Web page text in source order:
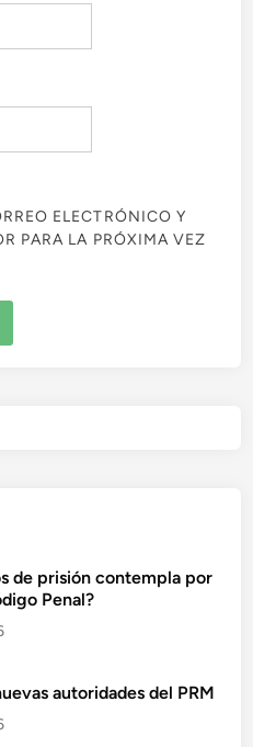
ELECTRÓNICO Y
PARA LA PRÓXIMA VEZ
de prisión contempla por
Penal?
autoridades del PRM